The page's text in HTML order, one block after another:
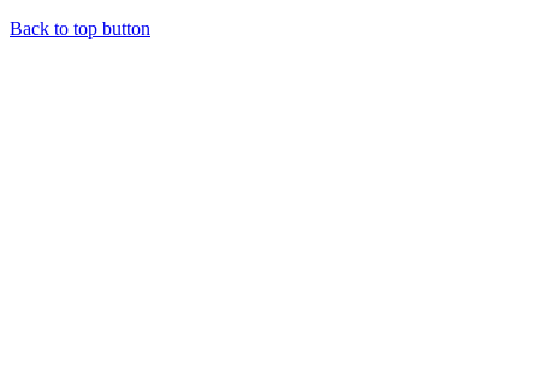
Back to top button